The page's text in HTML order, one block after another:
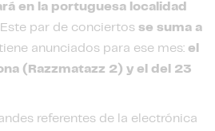
en la portuguesa localidad
Este par de conciertos se suma a
anunciados para ese mes: el
(Razzmatazz 2) y el del 23
referentes de la electrónica